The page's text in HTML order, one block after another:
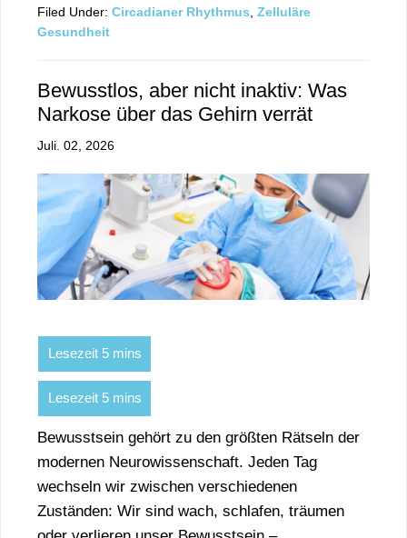
Filed Under: Circadianer Rhythmus, Zelluläre
Gesundheit
Bewusstlos, aber nicht inaktiv: Was
Narkose über das Gehirn verrät
Juli. 02, 2026
Bewusstsein gehört zu den größten Rätseln der
modernen Neurowissenschaft. Jeden Tag
wechseln wir zwischen verschiedenen
Zuständen: Wir sind wach, schlafen, träumen